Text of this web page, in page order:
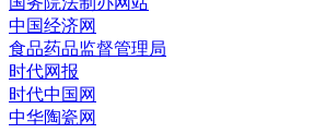
中国经济网
食品药品监督管理局
时代网报
时代中国网
中华陶瓷网